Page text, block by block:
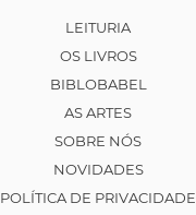
LEITURIA
OS LIVROS
BIBLOBABEL
AS ARTES
SOBRE NÓS
NOVIDADES
POLÍTICA DE PRIVACIDADE